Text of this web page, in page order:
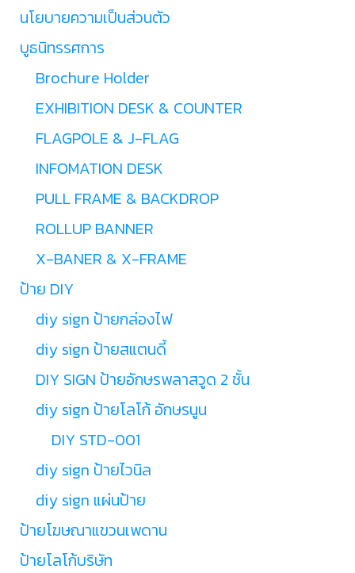
นโยบายความเป็นส่วนตัว
บูธนิทรรศการ
Brochure Holder
EXHIBITION DESK & COUNTER
FLAGPOLE & J-FLAG
INFOMATION DESK
PULL FRAME & BACKDROP
ROLLUP BANNER
X-BANER & X-FRAME
ป้าย DIY
diy sign ป้ายกล่องไฟ
diy sign ป้ายสแตนดี้
DIY SIGN ป้ายอักษรพลาสวูด 2 ชั้น
diy sign ป้ายโลโก้ อักษรนูน
DIY STD-001
diy sign ป้ายไวนิล
diy sign แผ่นป้าย
ป้ายโฆษณาแขวนเพดาน
ป้ายโลโก้บริษัท